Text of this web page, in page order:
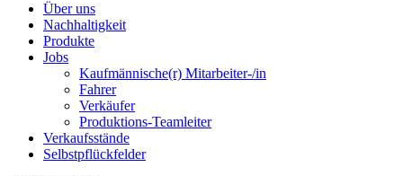
Über uns
Nachhaltigkeit
Produkte
Jobs
Kaufmännische(r) Mitarbeiter-/in
Fahrer
Verkäufer
Produktions-Teamleiter
Verkaufsstände
Selbstpflückfelder